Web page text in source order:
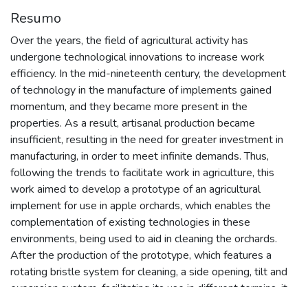
Resumo
Over the years, the field of agricultural activity has
undergone technological innovations to increase work
efficiency. In the mid-nineteenth century, the development
of technology in the manufacture of implements gained
momentum, and they became more present in the
properties. As a result, artisanal production became
insufficient, resulting in the need for greater investment in
manufacturing, in order to meet infinite demands. Thus,
following the trends to facilitate work in agriculture, this
work aimed to develop a prototype of an agricultural
implement for use in apple orchards, which enables the
complementation of existing technologies in these
environments, being used to aid in cleaning the orchards.
After the production of the prototype, which features a
rotating bristle system for cleaning, a side opening, tilt and